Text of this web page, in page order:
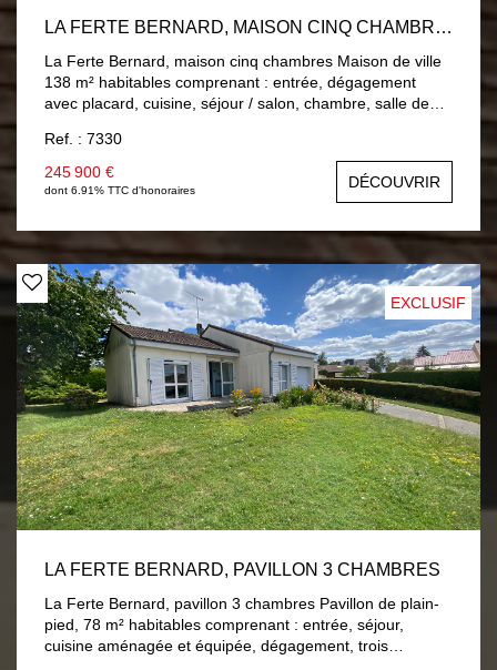
LA FERTE BERNARD, MAISON CINQ CHAMBRES
La Ferte Bernard, maison cinq chambres Maison de ville
138 m² habitables comprenant : entrée, dégagement
avec placard, cuisine, séjour / salon, chambre, salle de
wc. Double vitrage PVC, Chauffage central gaz de ville.
Sous-sol : buanderie, atelier et un garage. Jardin 649 m²
clos avec trois garages.
Ref. : 7330
245 900 €
dont 6.91% TTC d'honoraires DÉCOUVRIR
EXCLUSIF
LA FERTE BERNARD, PAVILLON 3 CHAMBRES
La Ferte Bernard, pavillon 3 chambres Pavillon de plain-
pied, 78 m² habitables comprenant : entrée, séjour,
cuisine aménagée et équipée, dégagement, trois